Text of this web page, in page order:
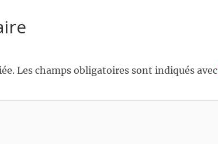
Les champs obligatoires sont indiqués avec